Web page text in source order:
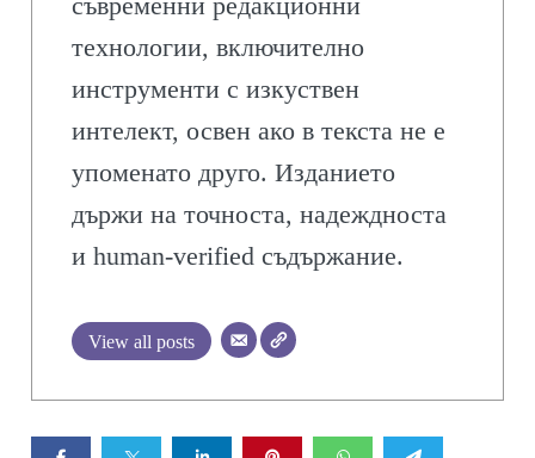
технологии, включително
инструменти с изкуствен
интелект, освен ако в текста не е
упоменато друго. Изданието
държи на точноста, надеждноста
и human-verified съдържание.
View all posts